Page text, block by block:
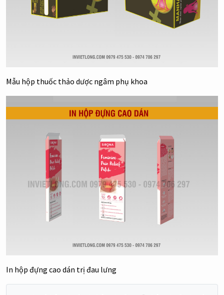
Mẫu hộp thuốc thảo dược ngâm phụ khoa
In hộp đựng cao dán trị đau lưng